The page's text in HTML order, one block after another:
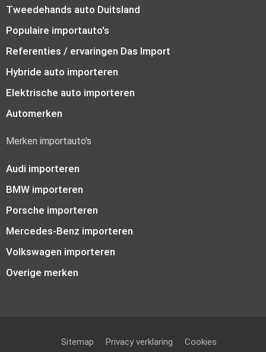
Tweedehands auto Duitsland
Populaire importauto's
Referenties / ervaringen Das Import
Hybride auto importeren
Elektrische auto importeren
Automerken
Merken importauto's
Audi importeren
BMW importeren
Porsche importeren
Mercedes-Benz importeren
Volkswagen importeren
Overige merken
Sitemap Privacy verklaring
Cookies